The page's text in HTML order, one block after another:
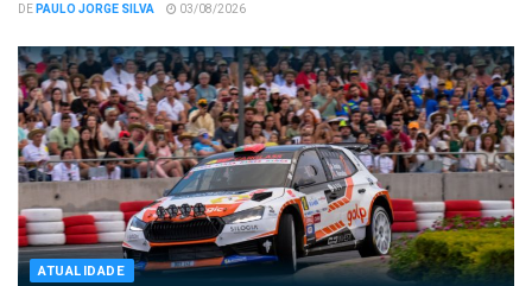
DEPAULO JORGE SILVA 03/08/2026
ATUALIDADE